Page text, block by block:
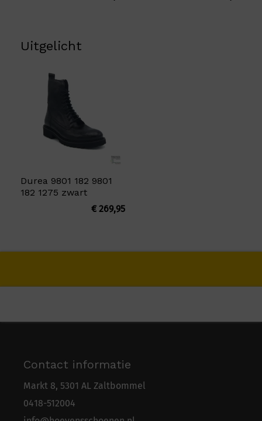
Uitgelicht
Durea 9801 182 9801
182 1275 zwart
€269,95
Contact informatie
Markt 8, 5301 AL Zaltbommel
0418-512004